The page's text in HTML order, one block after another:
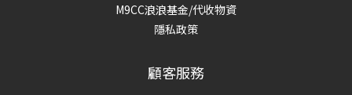
M9CC浪浪基金/代收物資
隱私政策
顧客服務